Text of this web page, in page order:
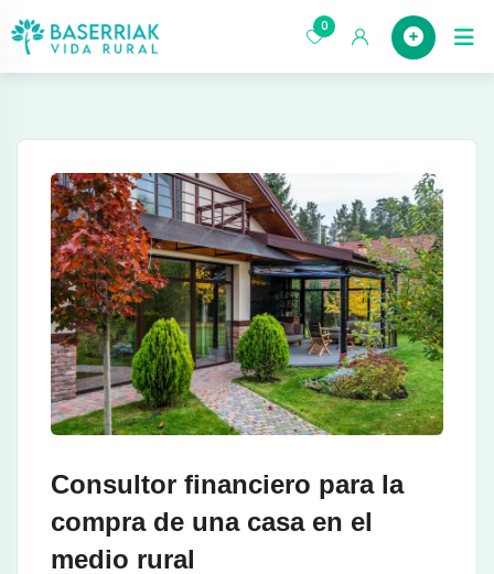
saltar
0
Consultor financiero para la
compra de una casa en el
medio rural